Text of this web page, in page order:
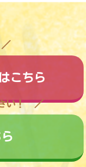
こちら
い！